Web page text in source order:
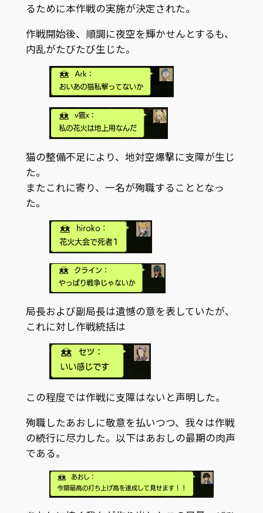
るために本作戦の実施が決定された。
作戦開始後、順調に夜空を輝かせんとするも、
内乱がたびたび生じた。
猫の整備不足により、地対空爆撃に支障が生じ
た。
またこれに寄り、一名が殉職することとなっ
た。
局長および副局長は遺憾の意を表していたが、
これに対し作戦統括は
この程度では作戦に支障はないと声明した。
殉職したあおしに敬意を払いつつ、我々は作戦
の続行に尽力した。以下はあおしの最期の肉声
である。